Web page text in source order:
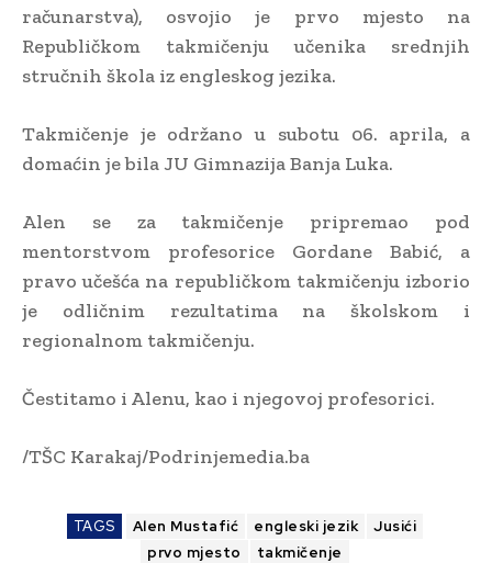
računarstva), osvojio je prvo mjesto na
Republičkom takmičenju učenika srednjih
stručnih škola iz engleskog jezika.
Takmičenje je održano u subotu 06. aprila, a
domaćin je bila JU Gimnazija Banja Luka.
Alen se za takmičenje pripremao pod
mentorstvom profesorice Gordane Babić, a
pravo učešća na republičkom takmičenju izborio
je odličnim rezultatima na školskom i
regionalnom takmičenju.
Čestitamo i Alenu, kao i njegovoj profesorici.
/TŠC Karakaj/Podrinjemedia.ba
TAGS Alen Mustafić engleski jezik
Jusići
prvo mjesto
takmičenje